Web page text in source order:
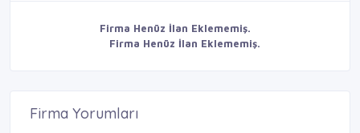
Firma Henüz İlan Eklememiş.
Firma Henüz İlan Eklememiş.
Firma Yorumları